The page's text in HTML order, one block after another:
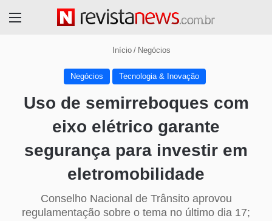
Início / Negócios
Negócios Tecnologia & Inovação
Uso de semirreboques com
eixo elétrico garante
segurança para investir em
eletromobilidade
Conselho Nacional de Trânsito aprovou
regulamentação sobre o tema no último dia 17;